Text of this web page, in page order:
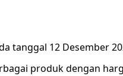
tanggal 12 Desember
produk dengan